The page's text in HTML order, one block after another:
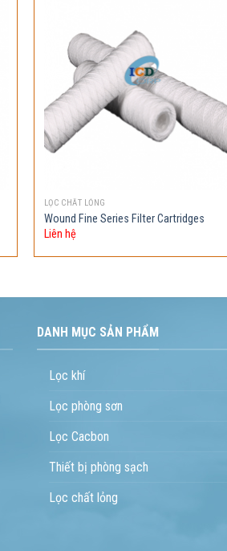
LỌC CHẤT LỎNG
Wound Fine Series Filter Cartridges
Liên hệ
DANH MỤC SẢN PHẨM
Lọc khí
Lọc phòng sơn
Lọc Cacbon
Thiết bị phòng sạch
Lọc chất lỏng